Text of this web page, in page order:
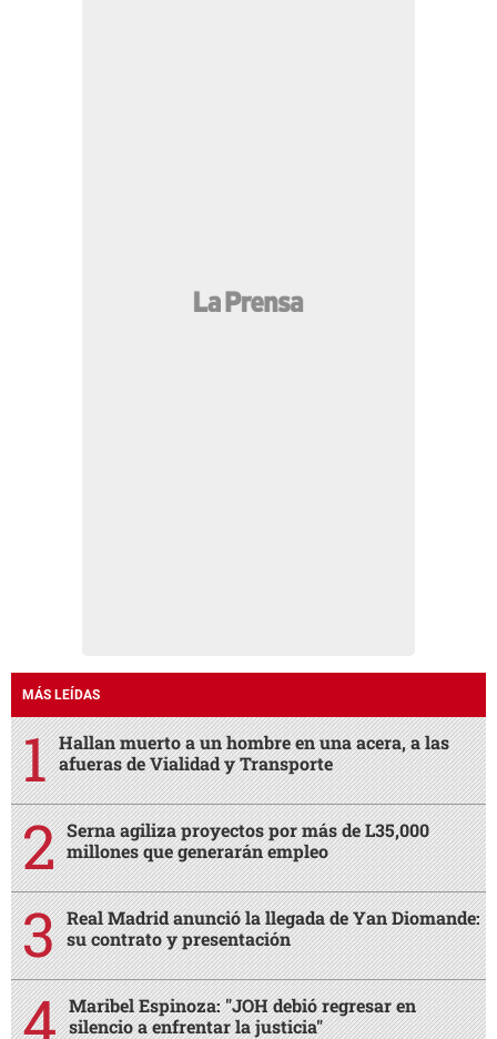
MÁS LEÍDAS
Hallan muerto a un hombre en una acera, a las
afueras de Vialidad y Transporte
Serna agiliza proyectos por más de L35,000
millones que generarán empleo
Real Madrid anunció la llegada de Yan Diomande:
su contrato y presentación
Maribel Espinoza: "JOH debió regresar en
silencio a enfrentar la justicia"